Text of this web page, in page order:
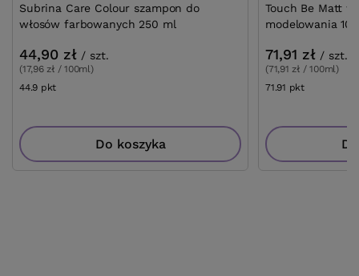
Subrina Care Colour szampon do
włosów farbowanych 250 ml
44,90 zł / szt.
(17,96 zł / 100ml)
44.9 pkt
Do koszyka
Touch Be Matt
modelowania
71,91 zł / szt.
(71,91 zł / 100ml)
71.91 pktpunktów